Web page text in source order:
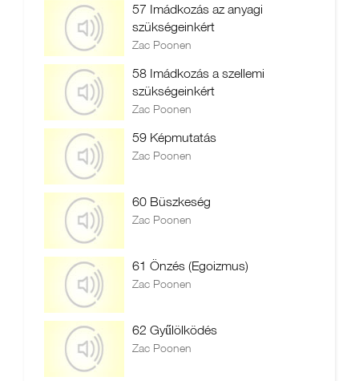
57 Imádkozás az anyagi
szükségeinkért
Zac Poonen
58 Imádkozás a szellemi
szükségeinkért
Zac Poonen
59 Képmutatás
Zac Poonen
60 Büszkeség
Zac Poonen
61 Önzés (Egoizmus)
Zac Poonen
62 Gyűlölködés
Zac Poonen